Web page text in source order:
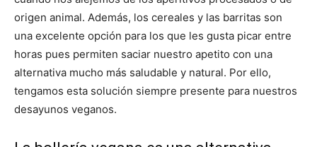
origen animal. Además, los cereales y las barritas son
una excelente opción para los que les gusta picar entre
horas pues permiten saciar nuestro apetito con una
alternativa mucho más saludable y natural. Por ello,
tengamos esta solución siempre presente para nuestros
desayunos veganos.